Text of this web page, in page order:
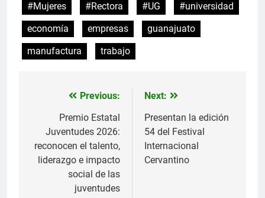
#Mujeres
#Rectora #UG
#universidad
economía
empresas
guanajuato
manufactura
trabajo
Navegación
entradas
Previous:
Premio Estatal
Juventudes 2026:
reconocen el talento,
liderazgo e impacto
social de las
juventudes
Next:
Presentan la edición
54 del Festival
Internacional
Cervantino